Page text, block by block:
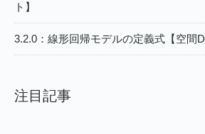
ト】
3.2.0：線形回帰モデルの定義式【空間
注目記事